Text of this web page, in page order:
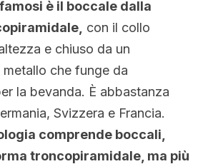
è il boccale dalla
con il collo
e chiuso da un
che funge da
la bevanda. È abbastanza
Svizzera e Francia.
comprende boccali,
troncopiramidale, ma più